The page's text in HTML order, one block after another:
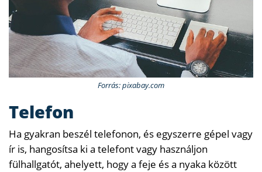
Forrás: pixabay.com
Telefon
Ha gyakran beszél telefonon, és egyszerre gépel vagy
ír is, hangosítsa ki a telefont vagy használjon
fülhallgatót, ahelyett, hogy a feje és a nyaka között